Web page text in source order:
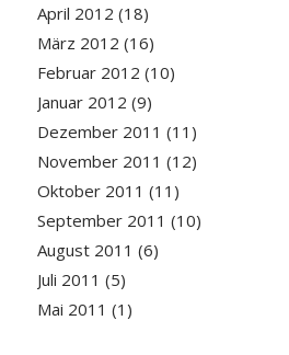
April 2012 (18)
März 2012 (16)
Februar 2012 (10)
Januar 2012 (9)
Dezember 2011 (11)
November 2011 (12)
Oktober 2011 (11)
September 2011 (10)
August 2011 (6)
Juli 2011 (5)
Mai 2011 (1)